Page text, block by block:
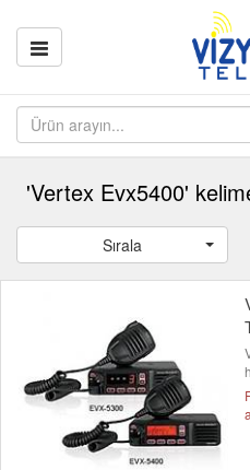
'Vertex Evx5400'
Sırala